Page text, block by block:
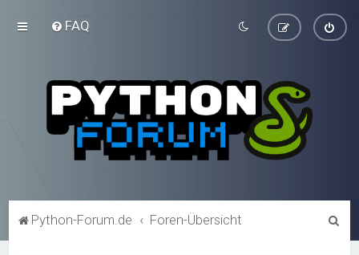
FAQ
Python-Forum.de Foren-Übersicht